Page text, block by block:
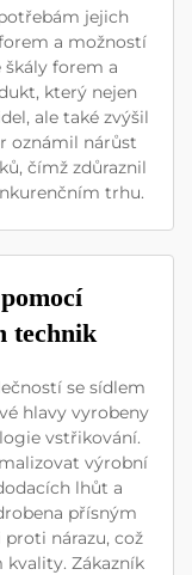
jejich
a možností
forem a
který nejen
ale také zvýšil
oznámil nárůst
čímž zdůraznil
trhu.
technik
se sídlem
hlavy vyrobeny
vstřikování.
výrobní
lhůt a
přísným
nárazu, což
Zákazník